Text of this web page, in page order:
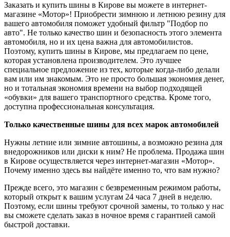
Заказать и купить шины в Кирове вы можете в интернет-
магазине «Мотор»! Приобрести зимнюю и летнюю резину для
вашего автомобиля поможет удобный фильтр "Подбор по
авто". Не только качество шин и безопасность этого элемента
автомобиля, но и их цена важна для автомобилистов.
Поэтому, купить шины в Кирове, мы предлагаем по цене,
которая установлена производителем. Это лучшее
специальное предложение из тех, которые когда-либо делали
вам или им знакомым. Это не просто большая экономия денег,
но и тотальная экономия времени на выбор подходящей
«обувки» для вашего транспортного средства. Кроме того,
доступна профессиональная консультация.
Только качественные шины для всех марок автомобилей
Нужны летние или зимние автошины, а возможно резина для
внедорожников или диски к ним? Не проблема. Продажа шин
в Кирове осуществляется через интернет-магазин «Мотор».
Почему именно здесь вы найдёте именно то, что вам нужно?
Прежде всего, это магазин с безвременным режимом работы,
который открыт к вашим услугам 24 часа 7 дней в неделю.
Поэтому, если шины требуют срочной замены, то только у нас
вы сможете сделать заказ в ночное время с гарантией самой
быстрой доставки.